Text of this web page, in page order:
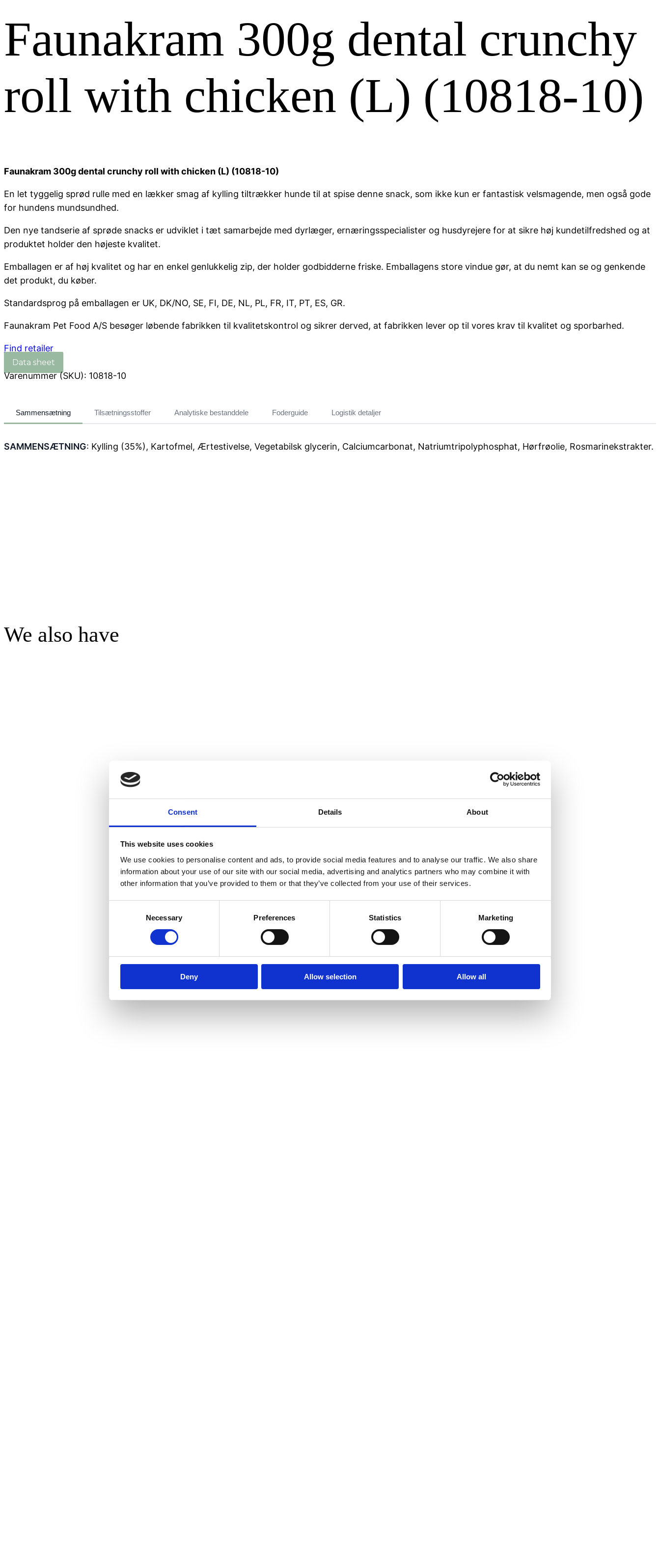
Consent Details About
This website uses cookies
We use cookies to personalise content and ads, to provide social media features and to analyse our traffic. We also share
information about your use of our site with our social media, advertising and analytics partners who may combine it with
other information that you’ve provided to them or that they’ve collected from your use of their services.
Necessary Preferences Statistics Marketing
Deny Allow selection Allow all
Faunakram 300g dental crunchy
roll with chicken (L) (10818-10)
Faunakram 300g dental crunchy roll with chicken (L) (10818-10)
En let tyggelig sprød rulle med en lækker smag af kylling tiltrækker hunde til at spise denne snack, som ikke kun er fantastisk velsmagende, men også gode
for hundens mundsundhed.
Den nye tandserie af sprøde snacks er udviklet i tæt samarbejde med dyrlæger, ernæringsspecialister og husdyrejere for at sikre høj kundetilfredshed og at
produktet holder den højeste kvalitet.
Emballagen er af høj kvalitet og har en enkel genlukkelig zip, der holder godbidderne friske. Emballagens store vindue gør, at du nemt kan se og genkende
det produkt, du køber.
Standardsprog på emballagen er UK, DK/NO, SE, FI, DE, NL, PL, FR, IT, PT, ES, GR.
Faunakram Pet Food A/S besøger løbende fabrikken til kvalitetskontrol og sikrer derved, at fabrikken lever op til vores krav til kvalitet og sporbarhed.
Find retailer
Varenummer (SKU): 10818-10
Sammensætning Tilsætningsstoffer Analytiske bestanddele Foderguide Logistik detaljer
SAMMENSÆTNING: Kylling (35%), Kartofmel, Ærtestivelse, Vegetabilsk glycerin, Calciumcarbonat, Natriumtripolyphosphat, Hørfrøolie, Rosmarinekstrakter.
We also have